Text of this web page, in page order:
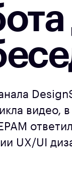
видео,
UX/UI